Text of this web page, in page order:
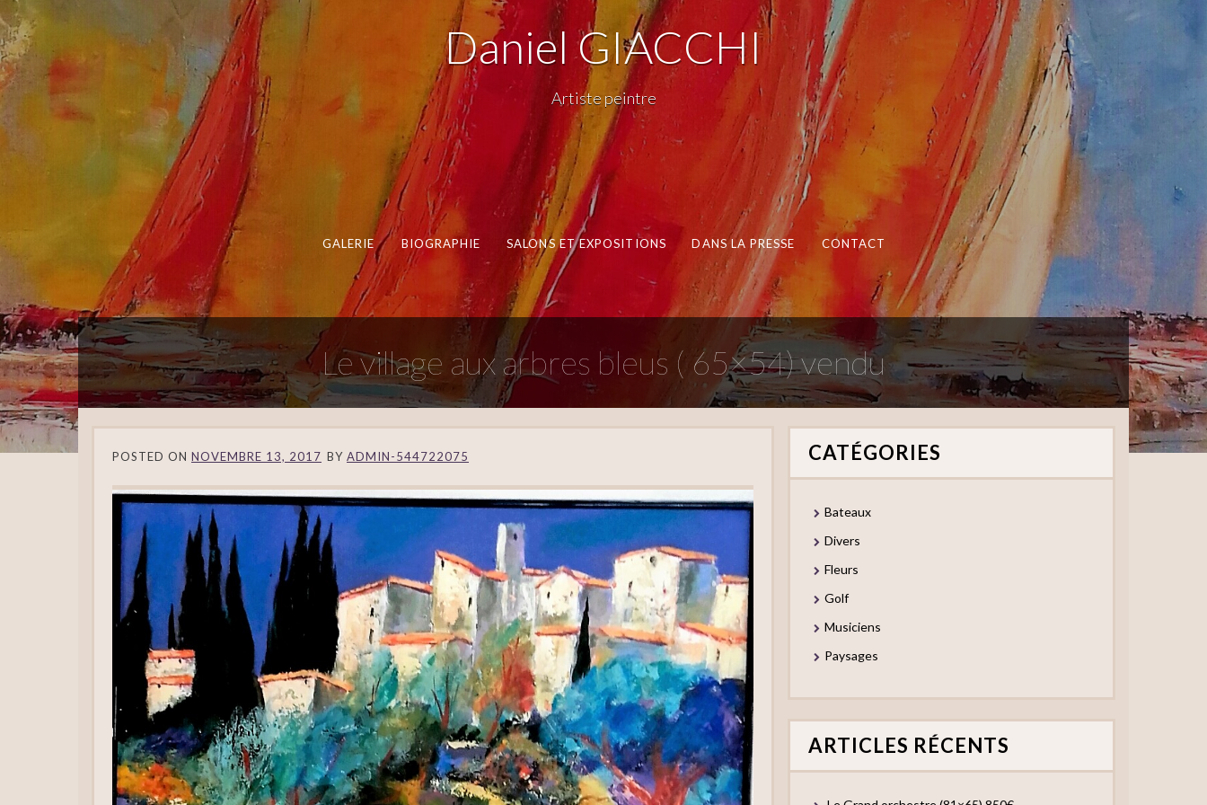
Daniel GIACCHI
Artiste peintre
GALERIE BIOGRAPHIE SALONS ET EXPOSITIONS DANS LA PRESSE CONTACT
Le village aux arbres bleus ( 65×54) vendu
POSTED ON NOVEMBRE 13, 2017 BY ADMIN-544722075 CATÉGORIES
Bateaux
Divers
Fleurs
Golf
Musiciens
Paysages
ARTICLES RÉCENTS